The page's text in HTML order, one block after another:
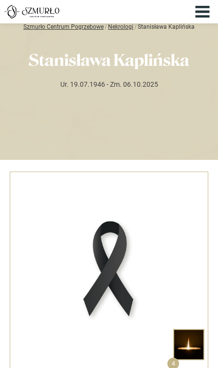
Szmurło Centrum Pogrzebowe / Nekrologi / Stanisława Kaplińska
Stanisława Kaplińska
Ur. 19.07.1946 - Zm. 06.10.2025
4